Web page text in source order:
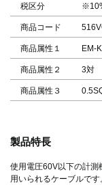
税区分
商品コード
商品属性１ EM-
商品属性２ 3対
商品属性３
製品特長
使用電圧60V以下の計測
用いられるケーブルです